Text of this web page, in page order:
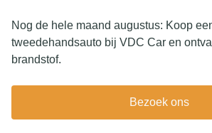
Nog de hele maand augustus: Koop
tweedehandsauto bij VDC Car en
brandstof.
Bezoek ons